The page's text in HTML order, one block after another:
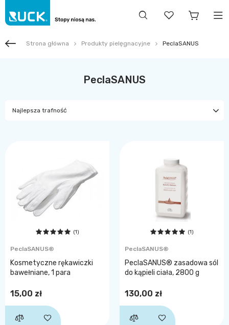
Strona główna Produkty pielęgnacyjne PeclaSANUS
PeclaSANUS
Najlepsza trafność
(1)
PeclaSANUS®
Kosmetyczne rękawiczki
bawełniane, 1 para
15,00 zł
(1)
PeclaSANUS®
PeclaSANUS® zasadowa sól
do kąpieli ciała, 2800 g
130,00 zł